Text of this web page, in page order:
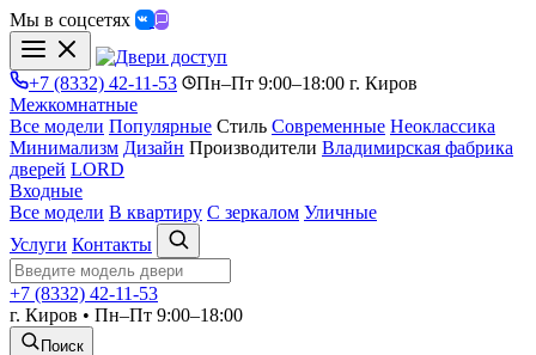
Мы в соцсетях
+7 (8332) 42-11-53
Пн–Пт 9:00–18:00 г. Киров
Межкомнатные
Все модели Популярные Стиль Современные Неоклассика
Минимализм Дизайн Производители Владимирская фабрика
дверей LORD
Входные
Все модели В квартиру С зеркалом Уличные
Услуги Контакты
+7 (8332) 42-11-53
г. Киров • Пн–Пт 9:00–18:00
Поиск